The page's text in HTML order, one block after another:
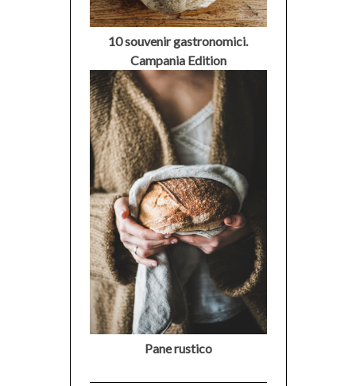
10 souvenir gastronomici.
Campania Edition
Pane rustico